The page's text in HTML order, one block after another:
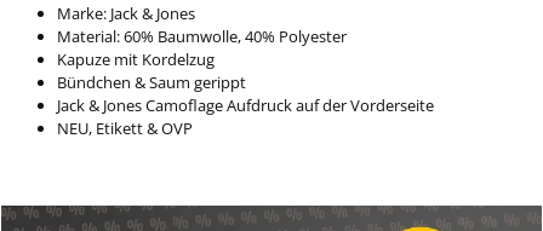
Marke: Jack & Jones
Material: 60% Baumwolle, 40% Polyester
Kapuze mit Kordelzug
Bündchen & Saum gerippt
Jack & Jones Camoflage Aufdruck auf der Vorderseite
NEU, Etikett & OVP